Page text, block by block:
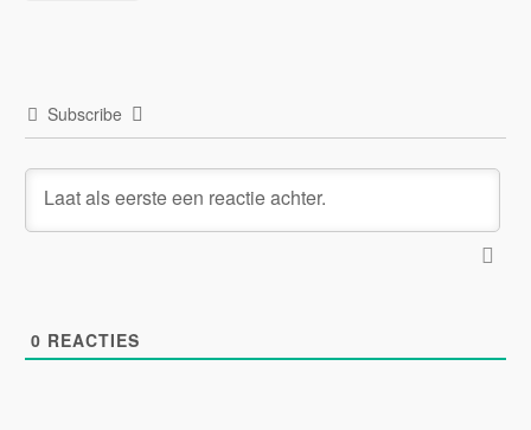
Subscribe
0 REACTIES